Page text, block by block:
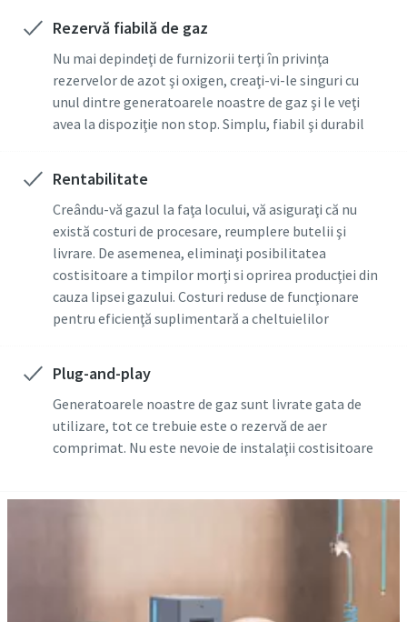
noastre fara ulei certificate CLASA 0
Find out
Rezervă fiabilă de gaz
Nu mai depindeţi de furnizorii terţi în privinţa
rezervelor de azot şi oxigen, creaţi-vi-le singuri cu
unul dintre generatoarele noastre de gaz şi le veţi
avea la dispoziţie non stop. Simplu, fiabil şi durabil
Rentabilitate
Creându-vă gazul la faţa locului, vă asiguraţi că nu
există costuri de procesare, reumplere butelii şi
livrare. De asemenea, eliminaţi posibilitatea
costisitoare a timpilor morţi si oprirea producţiei din
cauza lipsei gazului. Costuri reduse de funcţionare
pentru eficienţă suplimentară a cheltuielilor
Plug-and-play
Generatoarele noastre de gaz sunt livrate gata de
utilizare, tot ce trebuie este o rezervă de aer
comprimat. Nu este nevoie de instalaţii costisitoare